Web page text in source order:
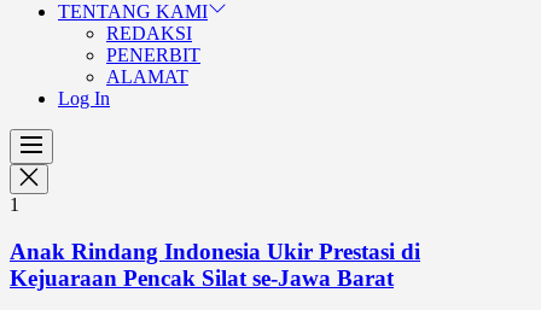
TENTANG KAMI
REDAKSI
PENERBIT
ALAMAT
Log In
1
Anak Rindang Indonesia Ukir Prestasi di
Kejuaraan Pencak Silat se-Jawa Barat